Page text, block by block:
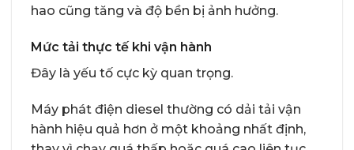
hao cũng tăng và độ bền bị ảnh hưởng.
Mức tải thực tế khi vận hành
Đây là yếu tố cực kỳ quan trọng.
Máy phát điện diesel thường có dải tải vận
hành hiệu quả hơn ở một khoảng nhất định,